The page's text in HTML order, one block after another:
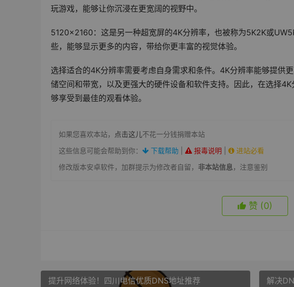
玩游戏，能够让你沉浸在更宽阔的视野中。
5120×2160：这是另一种超宽屏的4K分辨率，也被称为5K2K或
些，能够显示更多的内容，带给你更丰富的视觉体验。
选择适合的4K分辨率需要考虑自身需求和条件。4K分辨率能够提供
储空间和带宽，以及更强大的硬件设备和软件支持。因此，在选择
够享受到最佳的观看体验。
如果您喜欢本站， 点击这儿不花一分钱捐赠本站
这些信息可能会帮助到你：
下载帮助 报毒说明
进站必看
修改版本安卓软件，加群提示为修改者自留， 非本站信息，注意鉴别
赞 (0)
提升网络体验！四川电信优质DNS地址推荐 解决